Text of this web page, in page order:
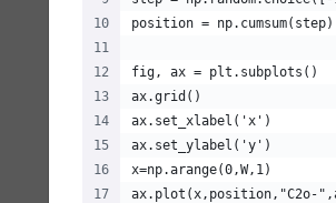
position =
fig, ax = plt.subplots()
ax.grid()
ax.set_xlabel('x')
ax.set_ylabel('y')
x=np.arange(0,W,1)
ax.plot(x,position,"C2o-